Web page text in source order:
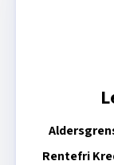
Rentefri